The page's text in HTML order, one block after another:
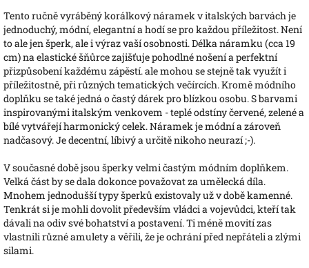
Tento ručně vyráběný korálkový náramek v italských barvách je
jednoduchý, módní, elegantní a hodí se pro každou příležitost. Není
to ale jen šperk, ale i výraz vaší osobnosti. Délka náramku (cca 19
cm) na elastické šňůrce zajišťuje pohodlné nošení a perfektní
přizpůsobení každému zápěstí. ale mohou se stejně tak využít i
příležitostně, při různých tematických večírcích. Kromě módního
doplňku se také jedná o častý dárek pro blízkou osobu. S barvami
inspirovanými italským venkovem - teplé odstíny červené, zelené a
bílé vytvářejí harmonický celek. Náramek je módní a zároveň
nadčasový. Je decentní, líbivý a určitě nikoho neurazí ;-).
V současné době jsou šperky velmi častým módním doplňkem.
Velká část by se dala dokonce považovat za umělecká díla.
Mnohem jednodušší typy šperků existovaly už v době kamenné.
Tenkrát si je mohli dovolit především vládci a vojevůdci, kteří tak
dávali na odiv své bohatství a postavení. Ti méně movití zas
vlastnili různé amulety a věřili, že je ochrání před nepřáteli a zlými
silami.